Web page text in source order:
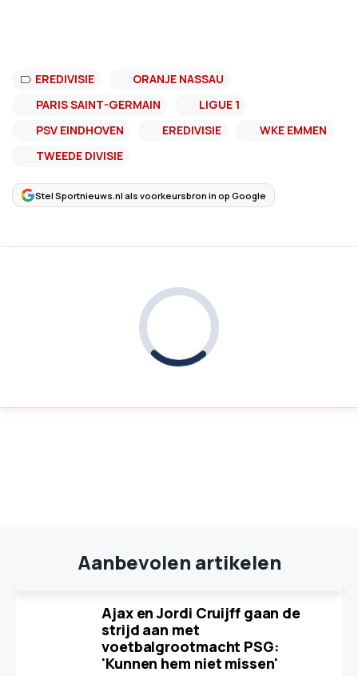
EREDIVISIE
ORANJE NASSAU
PARIS SAINT-GERMAIN
LIGUE 1
PSV EINDHOVEN
EREDIVISIE
WKE EMMEN
TWEEDE DIVISIE
Stel Sportnieuws.nl als voorkeursbron in op Google
Aanbevolen artikelen
Ajax en Jordi Cruijff gaan de
strijd aan met
voetbalgrootmacht PSG:
'Kunnen hem niet missen'